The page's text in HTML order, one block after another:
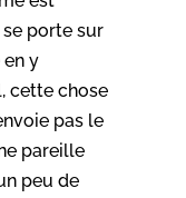
se porte sur
y
cette chose
pas le
pareille
peu de